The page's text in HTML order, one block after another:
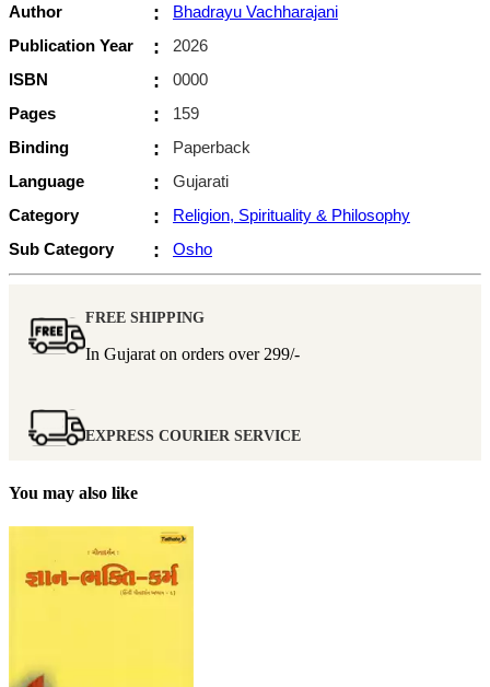
Author
:
Bhadrayu Vachharajani
Publication Year
:
2026
ISBN
:
0000
Pages
:
159
Binding
:
Paperback
Language
:
Gujarati
Category
:
Religion, Spirituality & Philosophy
Sub Category
: Osho
FREE SHIPPING
In Gujarat on orders over 299/-
EXPRESS COURIER SERVICE
You may also like